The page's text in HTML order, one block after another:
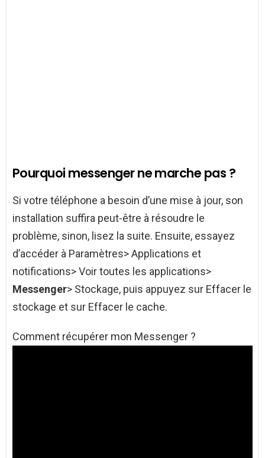
Pourquoi messenger ne marche pas ?
Si votre téléphone a besoin d’une mise à jour, son
installation suffira peut-être à résoudre le
problème, sinon, lisez la suite. Ensuite, essayez
d’accéder à Paramètres> Applications et
notifications> Voir toutes les applications>
Messenger> Stockage, puis appuyez sur Effacer le
stockage et sur Effacer le cache.
Comment récupérer mon Messenger ?